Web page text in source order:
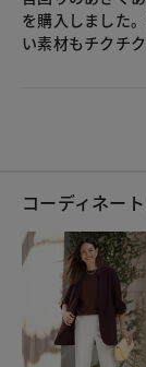
を購入しました
い素材もチクチ
コーディネー